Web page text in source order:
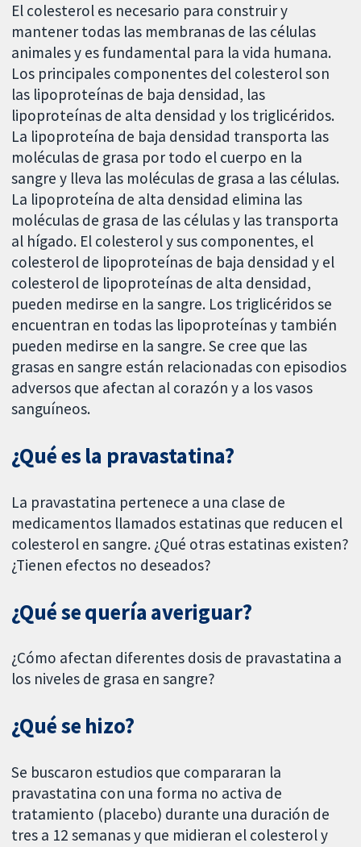
El colesterol es necesario para construir y
mantener todas las membranas de las células
animales y es fundamental para la vida humana.
Los principales componentes del colesterol son
las lipoproteínas de baja densidad, las
lipoproteínas de alta densidad y los triglicéridos.
La lipoproteína de baja densidad transporta las
moléculas de grasa por todo el cuerpo en la
sangre y lleva las moléculas de grasa a las células.
La lipoproteína de alta densidad elimina las
moléculas de grasa de las células y las transporta
al hígado. El colesterol y sus componentes, el
colesterol de lipoproteínas de baja densidad y el
colesterol de lipoproteínas de alta densidad,
pueden medirse en la sangre. Los triglicéridos se
encuentran en todas las lipoproteínas y también
pueden medirse en la sangre. Se cree que las
grasas en sangre están relacionadas con episodios
adversos que afectan al corazón y a los vasos
sanguíneos.
¿Qué es la pravastatina?
La pravastatina pertenece a una clase de
medicamentos llamados estatinas que reducen el
colesterol en sangre. ¿Qué otras estatinas existen?
¿Tienen efectos no deseados?
¿Qué se quería averiguar?
¿Cómo afectan diferentes dosis de pravastatina a
los niveles de grasa en sangre?
¿Qué se hizo?
Se buscaron estudios que compararan la
pravastatina con una forma no activa de
tratamiento (placebo) durante una duración de
tres a 12 semanas y que midieran el colesterol y